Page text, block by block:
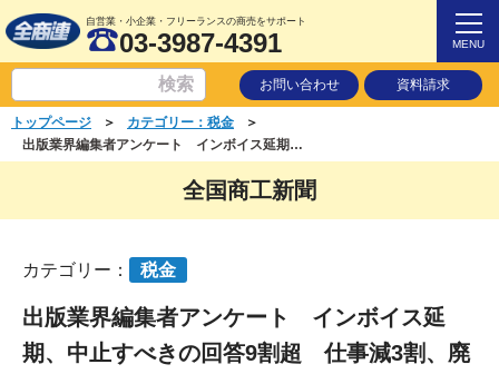
自営業・小企業・フリーランスの商売をサポート
03-3987-4391 MENU
お問い合わせ 資料請求
トップページ ＞ カテゴリー：税金
＞
出版業界編集者アンケート インボイス延期、中止すべきの回答9割超 仕事減3割、廃業検討2割も
全国商工新聞
カテゴリー： 税金
出版業界編集者アンケート インボイス延
期、中止すべきの回答9割超 仕事減3割、廃